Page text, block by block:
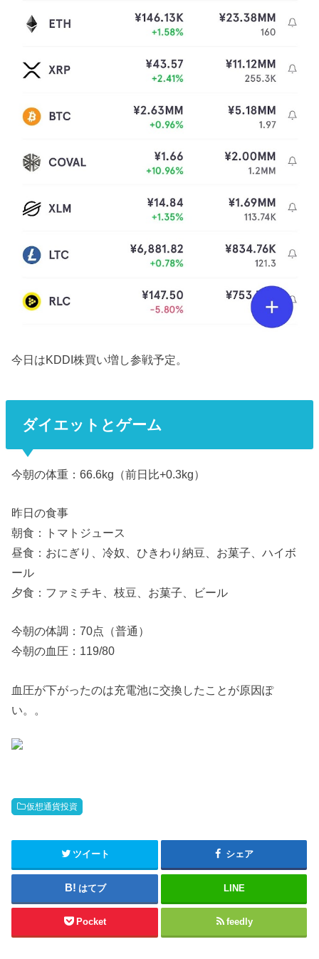
今日はKDDI株買い増し参戦予定。
ダイエットとゲーム
今朝の体重：66.6kg（前日比+0.3kg）
昨日の食事
朝食：トマトジュース
昼食：おにぎり、冷奴、ひきわり納豆、お菓子、ハイボ
ール
夕食：ファミチキ、枝豆、お菓子、ビール
今朝の体調：70点（普通）
今朝の血圧：119/80
血圧が下がったのは充電池に交換したことが原因ぽ
い。。
仮想通貨投資
ツイート シェア
はてブ LINE
Pocket feedly